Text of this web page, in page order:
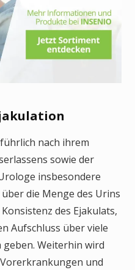
nach ihrem
sowie der
insbesondere
die Menge des Urins
des Ejakulats,
Aufschluss über viele
Weiterhin wird
und